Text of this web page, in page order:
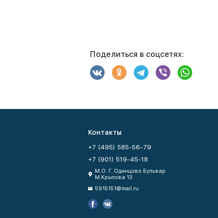
Поделиться в соцсетях:
Контакты
+7 (495) 585-56-79
+7 (901) 519-45-18
М.О. Г. Одинцово Бульвар
М.Крылова 13
5915151@mail.ru